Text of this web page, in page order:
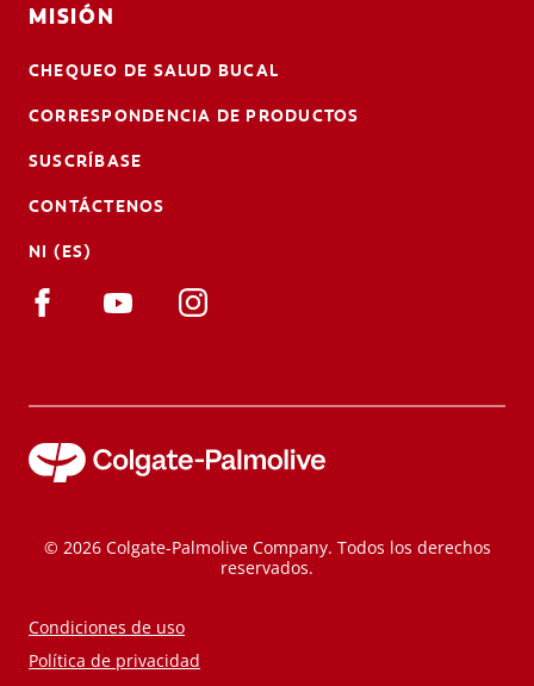
MISIÓN
CHEQUEO DE SALUD BUCAL
CORRESPONDENCIA DE PRODUCTOS
SUSCRÍBASE
CONTÁCTENOS
NI (ES)
© 2026 Colgate-Palmolive Company. Todos los derechos
reservados.
Condiciones de uso
Política de privacidad